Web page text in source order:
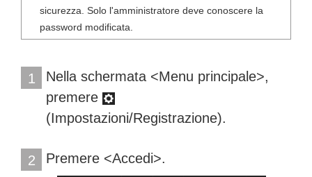
sicurezza. Solo l'amministratore deve conoscere la
password modificata.
1
Nella schermata <Menu principale>,
premere
(Impostazioni/Registrazione).
2 Premere <Accedi>.